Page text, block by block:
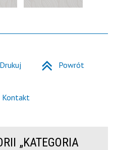
Drukuj Powrót
Kontakt
„KATEGORIA